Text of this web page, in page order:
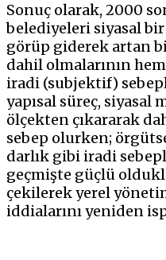
Sonuç olarak, 2000
belediyeleri siyasal
görüp giderek artan
dahil olmalarının
iradi (subjektif)
yapısal süreç, siyasal
ölçekten çıkararak
sebep olurken;
darlık gibi iradi
geçmişte güçlü
çekilerek yerel
iddialarını yeniden